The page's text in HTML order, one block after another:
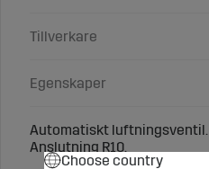
Tillverkare
Egenskaper
Automatiskt luftningsventil.
Anslutning R10.
Choose country